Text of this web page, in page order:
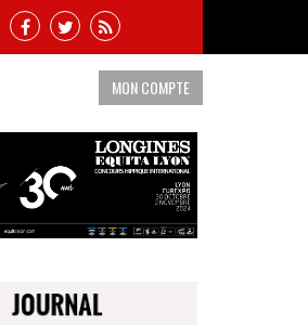
MON COMPTE